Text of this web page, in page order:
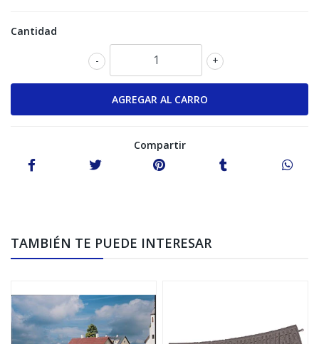
Cantidad
+
-
Compartir
TAMBIÉN TE PUEDE INTERESAR